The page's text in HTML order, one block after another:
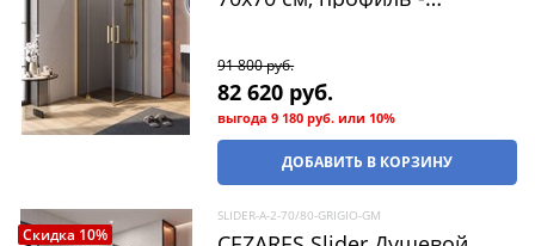
распашные
91 800 руб.
82 620 руб.
выгода9 180 руб. или 10%
ДОБАВИТЬ В КОРЗИНУ
Скидка 10%
SLIDER-A-2-70/80-GRIGIO-GM